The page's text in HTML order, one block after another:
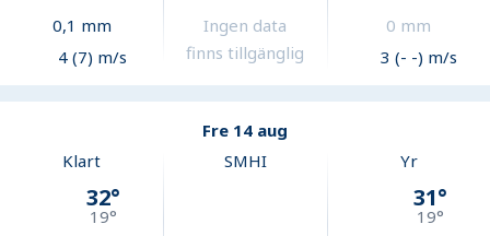
0,1 mm
4 (7) m/s
Ingen data
finns tillgänglig
0 mm
3 (- -) m/s
Fre 14 aug
Klart
32°
19°
SMHI Yr
31°
19°